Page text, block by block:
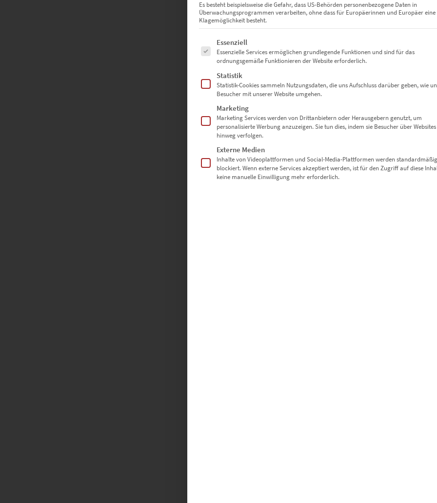
Es besteht beispielsweise die Gefahr, dass US-Behörden personenbezogene Daten in
Überwachungsprogrammen verarbeiten, ohne dass für Europäerinnen und Europäer eine
Klagemöglichkeit besteht.
Es folgt eine Liste der Service-Gruppen, für die eine Einwilligung
Essenziell
Essenzielle Services ermöglichen grundlegende Funktionen und sind für das
ordnungsgemäße Funktionieren der Website erforderlich.
Statistik
Statistik-Cookies sammeln Nutzungsdaten, die uns Aufschluss darüber geben, wie
Besucher mit unserer Website umgehen.
Marketing
Marketing Services werden von Drittanbietern oder Herausgebern genutzt, um
personalisierte Werbung anzuzeigen. Sie tun dies, indem sie Besucher über Websites
hinweg verfolgen.
Externe Medien
Inhalte von Videoplattformen und Social-Media-Plattformen werden standardmäßig
blockiert. Wenn externe Services akzeptiert werden, ist für den Zugriff auf diese
keine manuelle Einwilligung mehr erforderlich.